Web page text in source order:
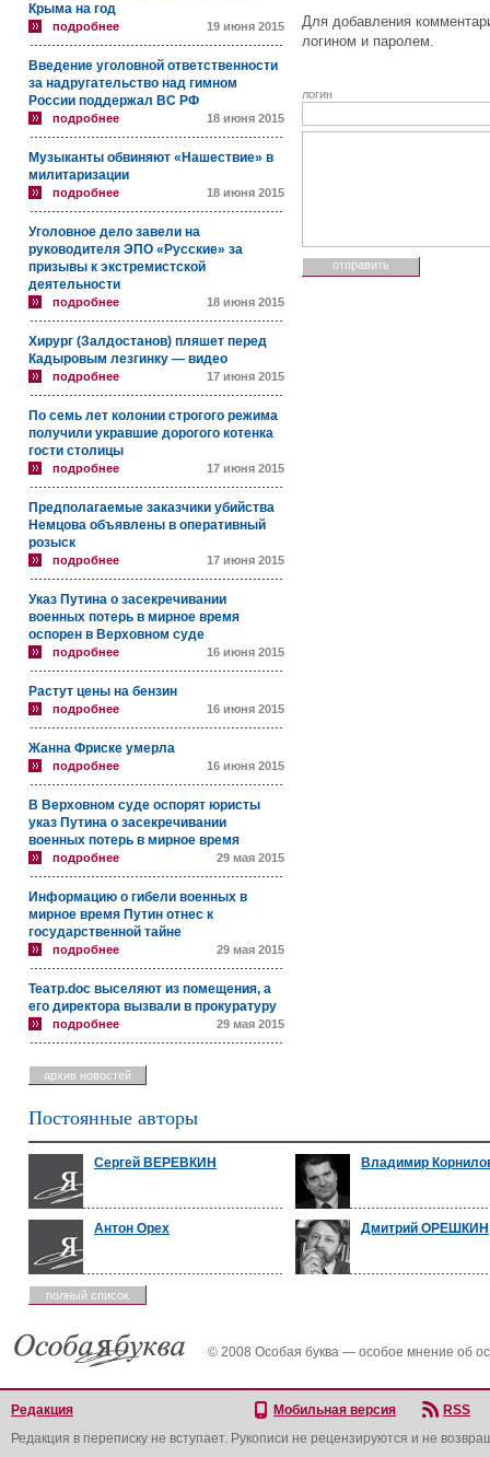
Крыма на год
подробнее 19 июня 2015
Введение уголовной ответственности
за надругательство над гимном
России поддержал ВС РФ
подробнее 18 июня 2015
Музыканты обвиняют «Нашествие» в
милитаризации
подробнее 18 июня 2015
Уголовное дело завели на
руководителя ЭПО «Русские» за
призывы к экстремистской
деятельности
подробнее 18 июня 2015
Хирург (Залдостанов) пляшет перед
Кадыровым лезгинку — видео
подробнее 17 июня 2015
По семь лет колонии строгого режима
получили укравшие дорогого котенка
гости столицы
подробнее 17 июня 2015
Предполагаемые заказчики убийства
Немцова объявлены в оперативный
розыск
подробнее 17 июня 2015
Указ Путина о засекречивании
военных потерь в мирное время
оспорен в Верховном суде
подробнее 16 июня 2015
Растут цены на бензин
подробнее 16 июня 2015
Жанна Фриске умерла
подробнее 16 июня 2015
В Верховном суде оспорят юристы
указ Путина о засекречивании
военных потерь в мирное время
подробнее 29 мая 2015
Информацию о гибели военных в
мирное время Путин отнес к
государственной тайне
подробнее 29 мая 2015
Театр.doc выселяют из помещения, а
его директора вызвали в прокуратуру
подробнее 29 мая 2015
архив новостей
Для добавления
логином и паролем.
логин
Постоянные авторы
Сергей ВЕРЕВКИН Владимир
Антон Орех Дмитрий ОРЕШКИН
полный список
© 2008 Особая буква — особое мнение об
Редакция Мобильная версия
RSS
Редакция в переписку не вступает. Рукописи не рецензируются и не